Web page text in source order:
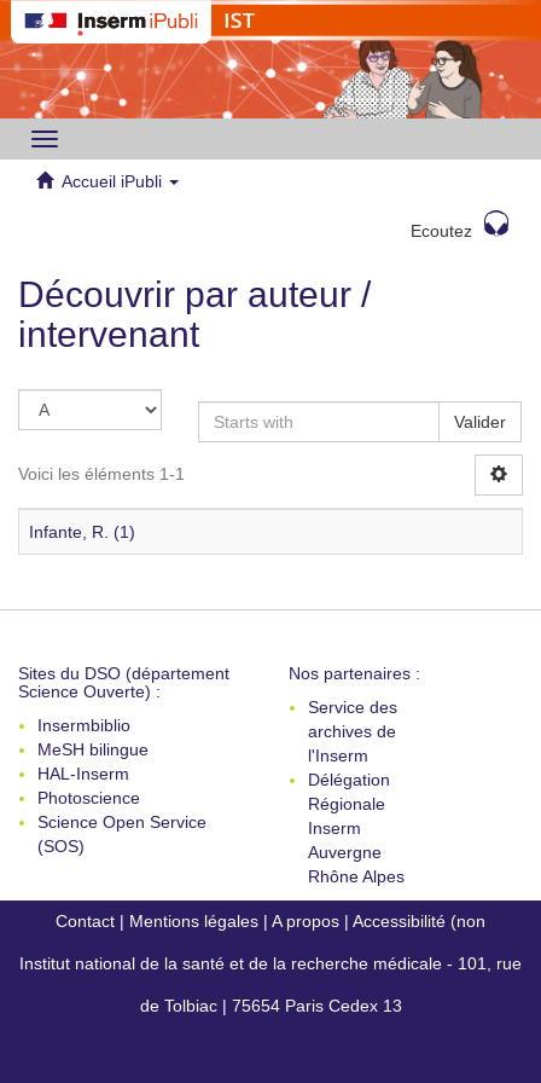
Toggle
navigation
Accueil iPubli
Ecoutez
Découvrir par auteur /
intervenant
Valider
Voici les éléments 1-1
Infante, R. (1)
Sites du DSO (département
Science Ouverte) :
Insermbiblio
MeSH bilingue
HAL-Inserm
Photoscience
Science Open Service
(SOS)
Nos partenaires :
Service des
archives de
l'Inserm
Délégation
Régionale
Inserm
Auvergne
Rhône Alpes
Contact | Mentions légales | A propos | Accessibilité (non
conforme)
Institut national de la santé et de la recherche médicale - 101, rue
de Tolbiac | 75654 Paris Cedex 13